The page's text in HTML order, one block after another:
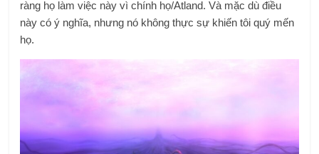
ràng họ làm việc này vì chính họ/Atland. Và mặc dù điều
này có ý nghĩa, nhưng nó không thực sự khiến tôi quý mến
họ.